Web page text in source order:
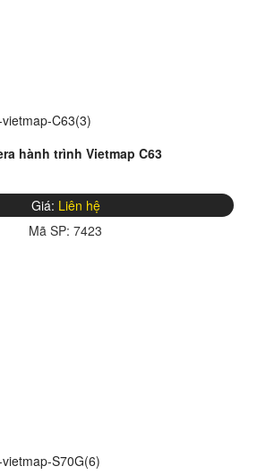
hành trình Vietmap C63
Giá: Liên hệ
Mã SP: 7423